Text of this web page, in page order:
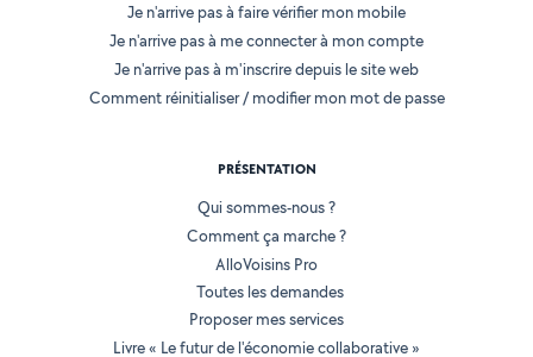
Je n'arrive pas à faire vérifier mon mobile
Je n'arrive pas à me connecter à mon compte
Je n'arrive pas à m'inscrire depuis le site web
Comment réinitialiser / modifier mon mot de passe
PRÉSENTATION
Qui sommes-nous ?
Comment ça marche ?
AlloVoisins Pro
Toutes les demandes
Proposer mes services
Livre « Le futur de l'économie collaborative »